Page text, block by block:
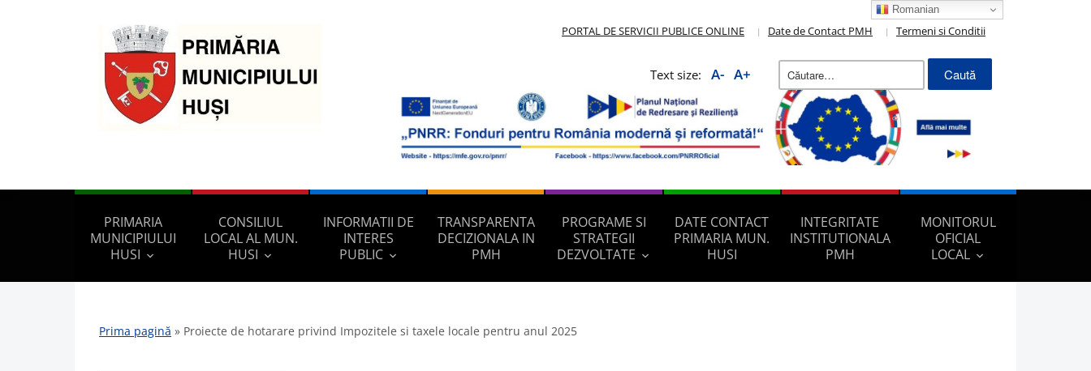
PORTAL DE SERVICII PUBLICE ONLINE Date de Contact PMH Termeni si Conditii
Text size: A- A+
Caută
după:
PRIMARIA
MUNICIPIULUI
HUSI
CONSILIUL
LOCAL AL MUN.
HUSI
INFORMATII DE
INTERES
PUBLIC
TRANSPARENTA
DECIZIONALA IN
PMH
PROGRAME SI
STRATEGII
DEZVOLTATE
DATE CONTACT
PRIMARIA MUN.
HUSI
INTEGRITATE
INSTITUTIONALA
PMH
MONITORUL
OFICIAL
LOCAL
Prima pagină » Proiecte de hotarare privind Impozitele si taxele locale pentru anul 2025
Romanian